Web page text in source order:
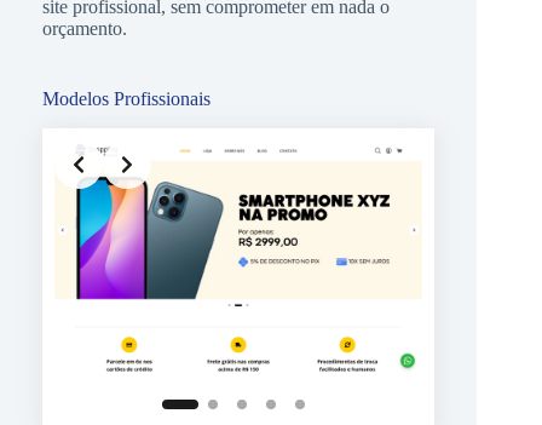
site profissional, sem comprometer em nada o
orçamento.
Modelos Profissionais